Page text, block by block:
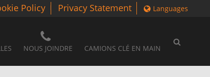
Policy Privacy Statement Languages
NOUS JOINDRE CAMIONS CLÉ EN MAIN